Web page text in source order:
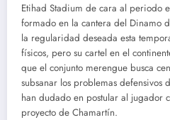
Etihad Stadium de cara al periodo
formado en la cantera del Dinamo
la regularidad deseada esta
físicos, pero su cartel en el
que el conjunto merengue busca
subsanar los problemas defensivos
han dudado en postular al jugador
proyecto de Chamartín.